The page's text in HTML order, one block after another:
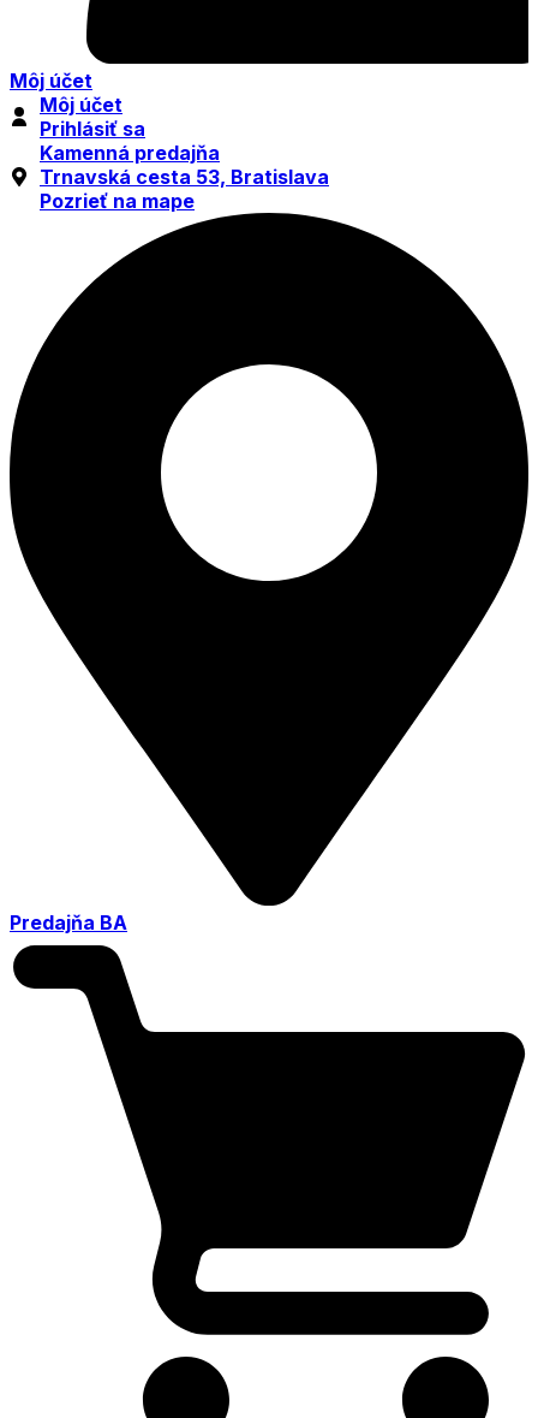
Môj účet
Môj účet
Prihlásiť sa
Kamenná predajňa
Trnavská cesta 53, Bratislava
Pozrieť na mape
Predajňa BA